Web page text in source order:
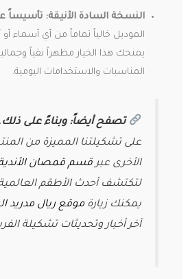
النسخة السادة الأنيقة: تأسيساً
الموديل خالياً تماماً من أي أسماء
يمنحك هذا الخيار مظهراً نقياً
المناسبات والاستخدامات اليومية.
تصفح أيضاً: وبناءً على ذلك
على تشكيلتنا المميزة من
الأخرى عبر قسم قمصان الأندية
لتكتشف أحدث الأطقم
يمكنك زيارة موقع ريال مدريد
آخر أخبار وتحديثات تشكيلة